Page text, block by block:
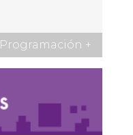
Programación +